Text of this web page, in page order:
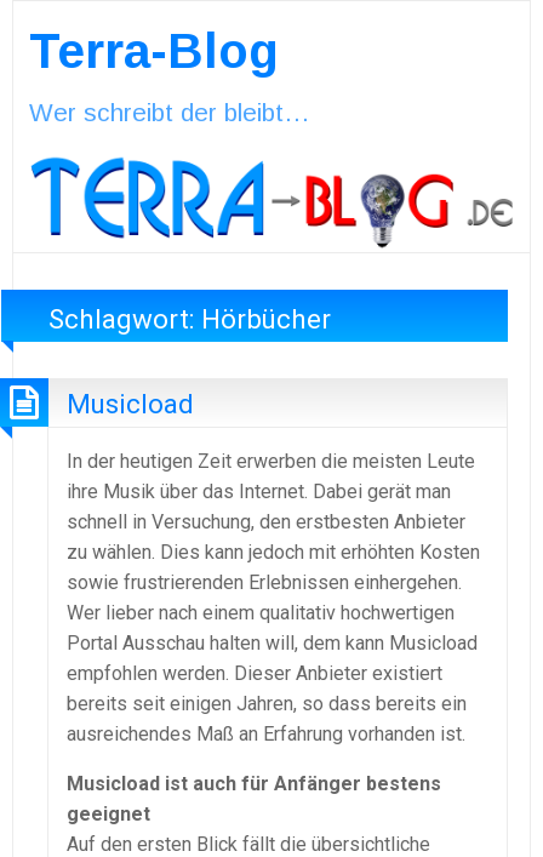
Terra-Blog
Wer schreibt der bleibt…
Schlagwort: Hörbücher
Musicload
In der heutigen Zeit erwerben die meisten Leute
ihre Musik über das Internet. Dabei gerät man
schnell in Versuchung, den erstbesten Anbieter
zu wählen. Dies kann jedoch mit erhöhten Kosten
sowie frustrierenden Erlebnissen einhergehen.
Wer lieber nach einem qualitativ hochwertigen
Portal Ausschau halten will, dem kann Musicload
empfohlen werden. Dieser Anbieter existiert
bereits seit einigen Jahren, so dass bereits ein
ausreichendes Maß an Erfahrung vorhanden ist.
Musicload ist auch für Anfänger bestens
geeignet
Auf den ersten Blick fällt die übersichtliche